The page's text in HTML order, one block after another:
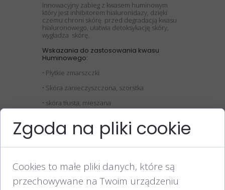
Innowacyjny zabieg z kwasem huminowym
który jest inhibitorem hialuronidazy, dzięki
czemu chroni skórę przed degradacją kwasu
hialuronowego, ułatwia detoksykację skóry,
wygładza skórę.
Wskazania do zastosowania kwasu
Huminowego:
• Płytkie zmarszczki
• Skóra zanieczyszczona, szorstka
• skóra tłusta, mieszana
• Nadmierne błyszczenie skóry
• Krosty, grudki, zaskórniki
Efekty działania kwasu Huminowego:
• Oczyszczenie skóry
Zgoda na pliki cookie
Cookies to małe pliki danych, które są
przechowywane na Twoim urządzeniu